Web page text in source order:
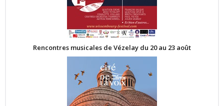
Rencontres musicales de Vézelay du 20 au 23 août